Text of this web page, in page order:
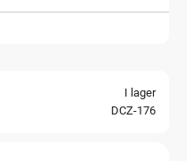
I lager
DCZ-176